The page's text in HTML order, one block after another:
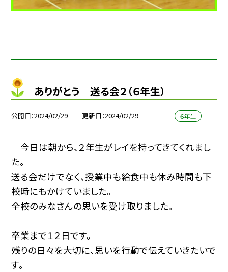
ありがとう 送る会２（６年生）
公開日 2024/02/29 更新日 2024/02/29 ６年生
今日は朝から、２年生がレイを持ってきてくれまし
た。
送る会だけでなく、授業中も給食中も休み時間も下
校時にもかけていました。
全校のみなさんの思いを受け取りました。
卒業まで１２日です。
残りの日々を大切に、思いを行動で伝えていきたいで
す。